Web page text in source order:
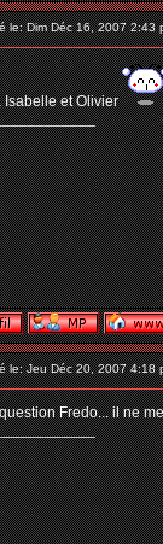
le: Dim Déc 16, 2007 2:43
Isabelle et Olivier
le: Jeu Déc 20, 2007 4:18
Fredo... il ne